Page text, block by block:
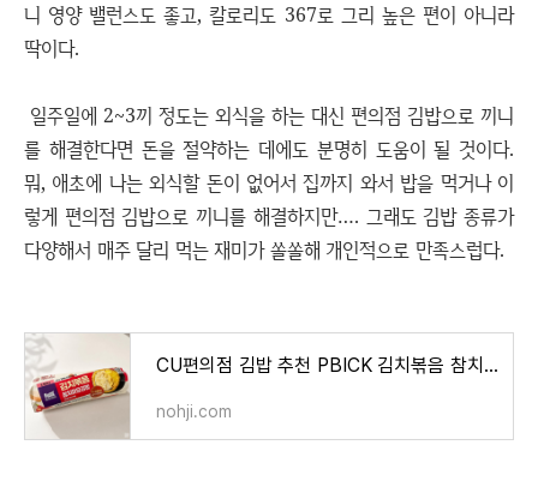
니 영양 밸런스도 좋고, 칼로리도 367로 그리 높은 편이 아니라
딱이다.
일주일에 2~3끼 정도는 외식을 하는 대신 편의점 김밥으로 끼니
를 해결한다면 돈을 절약하는 데에도 분명히 도움이 될 것이다.
뭐, 애초에 나는 외식할 돈이 없어서 집까지 와서 밥을 먹거나 이
렇게 편의점 김밥으로 끼니를 해결하지만…. 그래도 김밥 종류가
다양해서 매주 달리 먹는 재미가 쏠쏠해 개인적으로 만족스럽다.
CU편의점 김밥 추천 PBICK 김치볶음 참치마요김밥
nohji.com